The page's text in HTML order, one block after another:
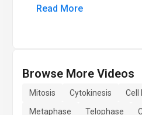
Read More
Browse More Videos
Mitosis Cytokinesis Cell
Metaphase
Telophase